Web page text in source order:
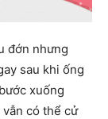
đớn nhưng
sau khi ống
xuống
có thể cử